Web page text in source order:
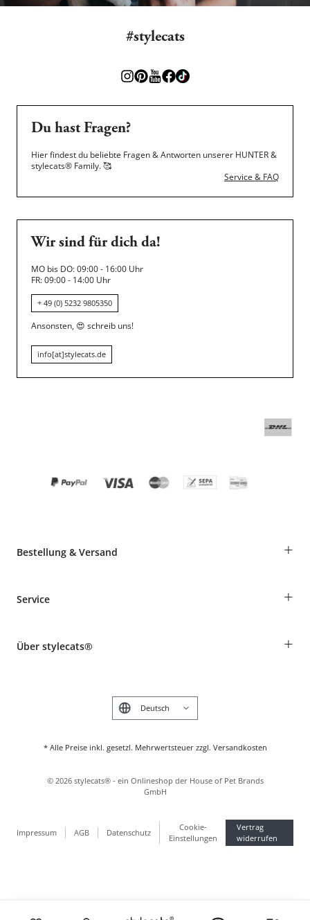
#stylecats
Du hast Fragen?
Hier findest du beliebte Fragen & Antworten unserer HUNTER &
stylecats® Family.🥰
Service & FAQ
Wir sind für dich da!
MO bis DO: 09:00 - 16:00 Uhr
FR: 09:00 - 14:00 Uhr
+ 49 (0) 5232 9805350
Ansonsten, 😍 schreib uns!
info[at]stylecats.de
Bestellung & Versand +
Informationen zur Lieferung
Produkte reklamieren und zurücksenden
Service +
Tierkrankenversicherung
Über stylecats® +
* Alle Preise inkl. gesetzl. Mehrwertsteuer zzgl. Versandkosten
English
Impressum AGB Datenschutz
Cookie-
Einstellungen
Vertrag
widerrufen
© 2026 stylecats® - ein Onlineshop der House of Pet Brands
GmbH